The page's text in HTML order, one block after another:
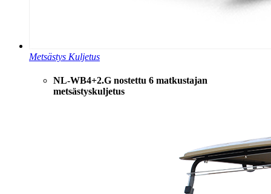
Metsästys Kuljetus
NL-WB4+2.G nostettu 6 matkustajan
metsästyskuljetus